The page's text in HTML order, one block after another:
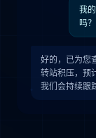
我
吗？
好的，已为您
转站积压，预
我们会持续跟